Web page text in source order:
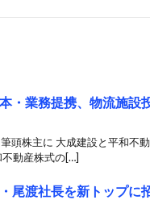
・業務提携、物流施設
頭株主に 大成建設と平和不
動産株式の[…]
尾渡社長を新トップに